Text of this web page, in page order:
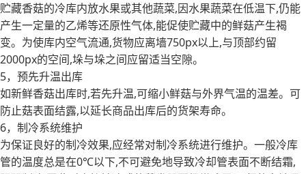
贮藏香菇的冷库内放水果或其他蔬菜,因水果蔬菜在低温下,仍能
产生一定量的乙烯等还原性气体,能促使贮藏中的鲜菇产生褐
变。为使库内空气流通,货物应离墙750px以上,与顶部约留
2000px的空间,垛与垛之间应留适当空隙。
5，预先升温出库
如新鲜香菇出库时,若先升温,可缩小鲜菇与外界气温的温差。可
防止菇表面结露,以延长商品出库后的货架寿命。
6，制冷系统维护
为保证良好的制冷效果,应经常对制冷系统进行维护。一般冷库
管的温度总是在0℃以下,不可避免地导致冷却管表面不断结霜,